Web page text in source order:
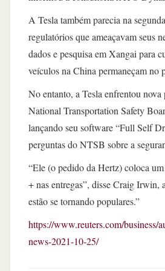
A Tesla também parecia na
regulatórios que ameaçavam seus
dados e pesquisa em Xangai para
veículos na China permaneçam no
No entanto, a Tesla enfrentou
National Transportation Safety
lançando seu software “Full Self
perguntas do NTSB sobre a
“Ele (o pedido da Hertz) coloca
+ nas entregas”, disse Craig
estão se tornando populares.”
https://www.reuters.com/business/
news-2021-10-25/